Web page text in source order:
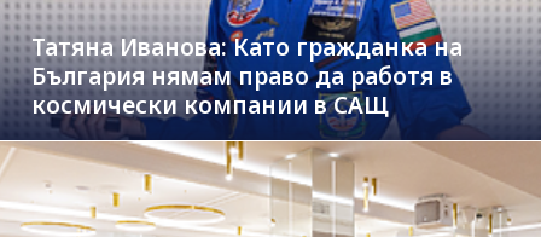
Татяна Иванова: Като гражданка на
България нямам право да работя в
космически компании в САЩ